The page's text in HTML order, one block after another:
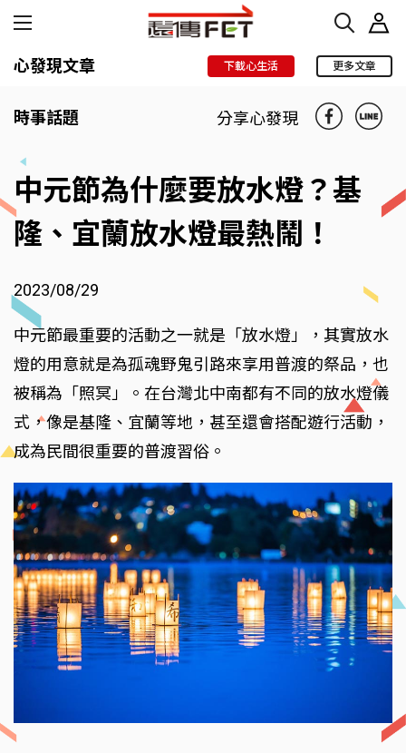
心發現文章 下載心生活 更多文章
時事話題 分享心發現
中元節為什麼要放水燈？基
隆、宜蘭放水燈最熱鬧！
2023/08/29
中元節最重要的活動之一就是「放水燈」，其實放水
燈的用意就是為孤魂野鬼引路來享用普渡的祭品，也
被稱為「照冥」。在台灣北中南都有不同的放水燈儀
式，像是基隆、宜蘭等地，甚至還會搭配遊行活動，
成為民間很重要的普渡習俗。